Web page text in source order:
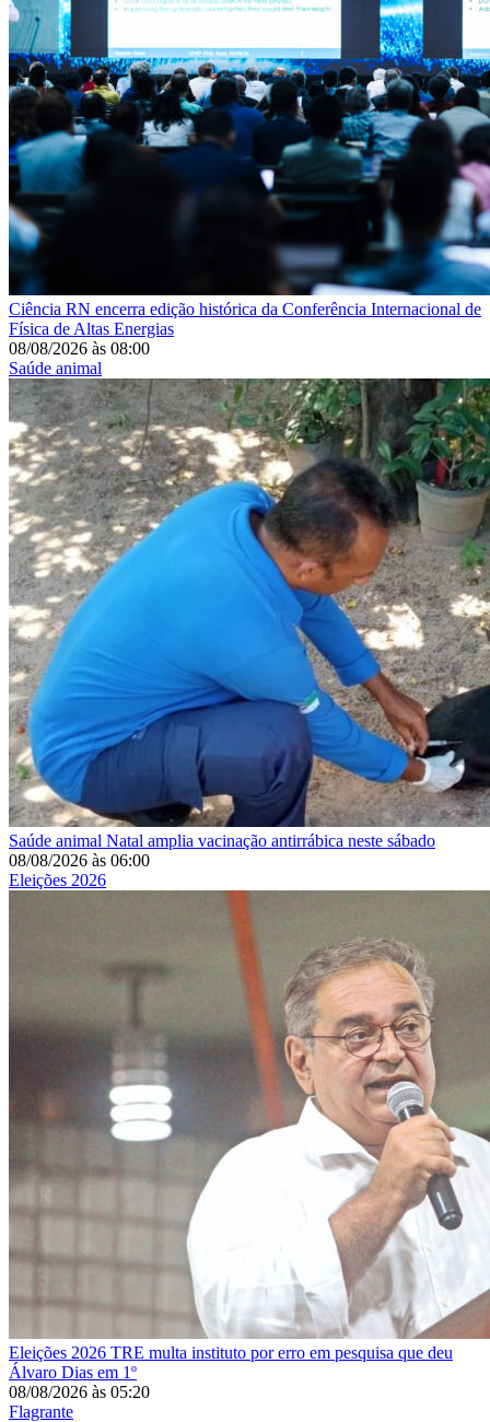
Ciência RN encerra edição histórica da Conferência Internacional de
Física de Altas Energias
08/08/2026 às 08:00
Saúde animal
Saúde animal Natal amplia vacinação antirrábica neste sábado
08/08/2026 às 06:00
Eleições 2026
Eleições 2026 TRE multa instituto por erro em pesquisa que deu
Álvaro Dias em 1º
08/08/2026 às 05:20
Flagrante